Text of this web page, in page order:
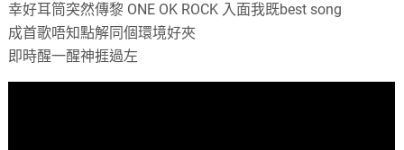
幸好耳筒突然傳黎 ONE OK ROCK 入面我既best song
成首歌唔知點解同個環境好夾
即時醒一醒神捱過左